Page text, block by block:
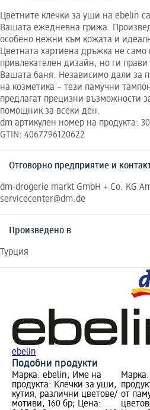
Цветните клечки за уши на ebelin
Вашата ежедневна грижа.
особено нежни към кожата и
Цветната хартиена дръжка не
привлекателен дизайн, но ги
Вашата баня. Независимо дали за
на козметика – тези памучни
предлагат прецизни възможности
помощник за всеки ден.
dm артикулен номер на продукта:
GTIN: 4067796120622
Отговорно предприятие и
dm-drogerie markt GmbH + Co. KG
servicecenter@dm.de
Произведено в
Турция
ebelin
Подобни продукти
Марка: ebelin; Име на
продукта: Клечки за уши,
кутия, различни цветове/
мотиви, 160 бр; Цена:
от